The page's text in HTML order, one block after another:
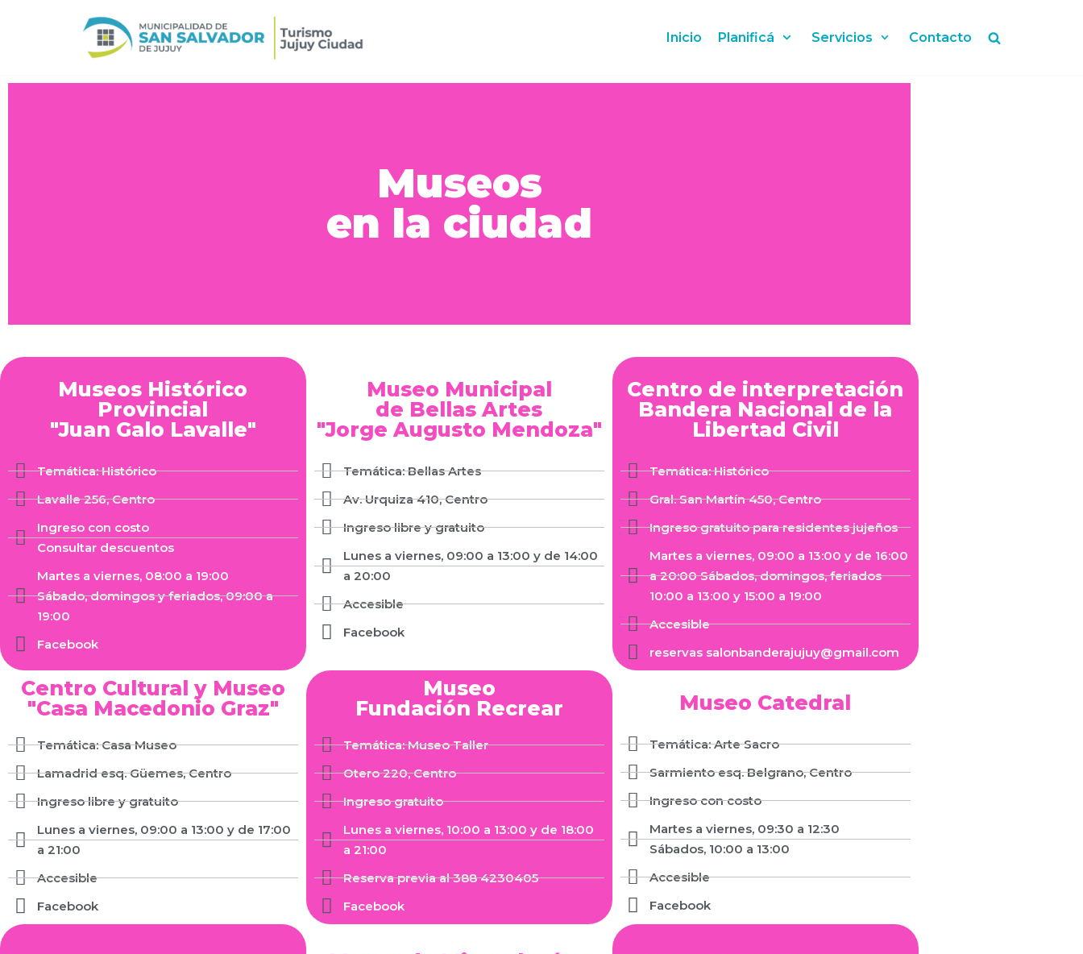
Inicio Planificá Servicios Contacto
Museos
en la ciudad
Museos Histórico
Provincial
"Juan Galo Lavalle"
Temática: Histórico
Lavalle 256, Centro
Ingreso con costo
Consultar descuentos
Martes a viernes, 08:00 a 19:00
Sábado, domingos y feriados, 09:00 a
19:00
Facebook
Museo Municipal
de Bellas Artes
"Jorge Augusto Mendoza"
Temática: Bellas Artes
Av. Urquiza 410, Centro
Ingreso libre y gratuito
Lunes a viernes, 09:00 a 13:00 y de 14:00
a 20:00
Accesible
Facebook
Centro de interpretación
Bandera Nacional de la
Libertad Civil
Temática: Histórico
Gral. San Martín 450, Centro
Ingreso gratuito para residentes jujeños
Martes a viernes, 09:00 a 13:00 y de 16:00
a 20:00 Sábados, domingos, feriados
10:00 a 13:00 y 15:00 a 19:00
Accesible
reservas salonbanderajujuy@gmail.com
Centro Cultural y Museo
"Casa Macedonio Graz"
Temática: Casa Museo
Lamadrid esq. Güemes, Centro
Ingreso libre y gratuito
Lunes a viernes, 09:00 a 13:00 y de 17:00
a 21:00
Accesible
Facebook
Museo
Fundación Recrear
Temática: Museo Taller
Otero 220, Centro
Ingreso gratuito
Lunes a viernes, 10:00 a 13:00 y de 18:00
a 21:00
Reserva previa al 388 4230405
Facebook
Museo Catedral
Temática: Arte Sacro
Sarmiento esq. Belgrano, Centro
Ingreso con costo
Martes a viernes, 09:30 a 12:30
Sábados, 10:00 a 13:00
Accesible
Facebook